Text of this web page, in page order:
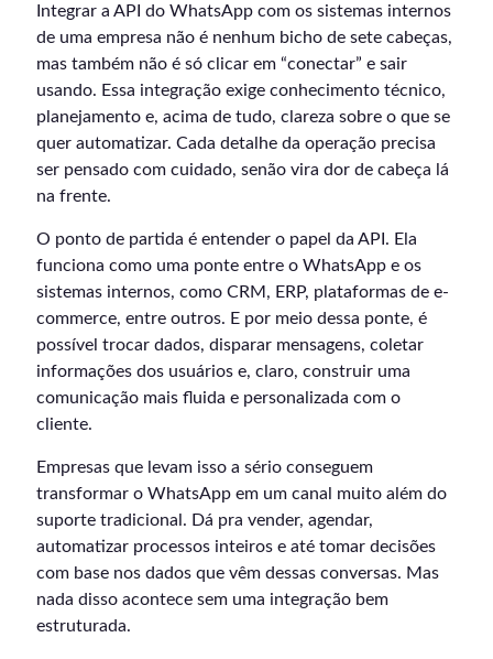
Integrar a API do WhatsApp com os sistemas internos
de uma empresa não é nenhum bicho de sete cabeças,
mas também não é só clicar em “conectar” e sair
usando. Essa integração exige conhecimento técnico,
planejamento e, acima de tudo, clareza sobre o que se
quer automatizar. Cada detalhe da operação precisa
ser pensado com cuidado, senão vira dor de cabeça lá
na frente.
O ponto de partida é entender o papel da API. Ela
funciona como uma ponte entre o WhatsApp e os
sistemas internos, como CRM, ERP, plataformas de e-
commerce, entre outros. E por meio dessa ponte, é
possível trocar dados, disparar mensagens, coletar
informações dos usuários e, claro, construir uma
comunicação mais fluida e personalizada com o
cliente.
Empresas que levam isso a sério conseguem
transformar o WhatsApp em um canal muito além do
suporte tradicional. Dá pra vender, agendar,
automatizar processos inteiros e até tomar decisões
com base nos dados que vêm dessas conversas. Mas
nada disso acontece sem uma integração bem
estruturada.